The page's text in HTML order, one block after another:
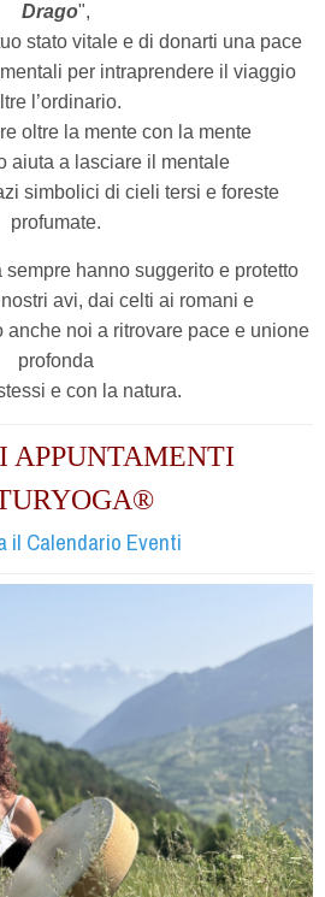
Drago",
stato vitale e di donarti una pace
per intraprendere il viaggio
l’ordinario.
oltre la mente con la mente
aiuta a lasciare il mentale
simbolici di cieli tersi e foreste
profumate.
sempre hanno suggerito e protetto
avi, dai celti ai romani e
noi a ritrovare pace e unione
profonda
e con la natura.
APPUNTAMENTI
il Calendario Eventi